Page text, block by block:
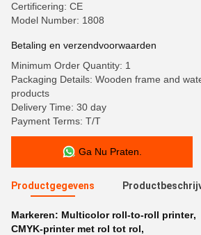
Certificering: CE
Model Number: 1808
Betaling en verzendvoorwaarden
Minimum Order Quantity: 1
Packaging Details: Wooden frame and
products
Delivery Time: 30 day
Payment Terms: T/T
Ga Nu Praten.
Productgegevens
Markeren: Multicolor roll-to-roll printer,
CMYK-printer met rol tot rol,